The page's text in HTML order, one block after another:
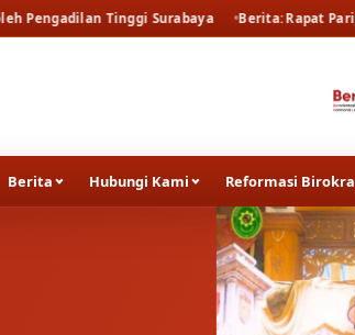
Surabaya Berita Rapat Paripurna DPRD
Berita Hubungi Kami Reformasi